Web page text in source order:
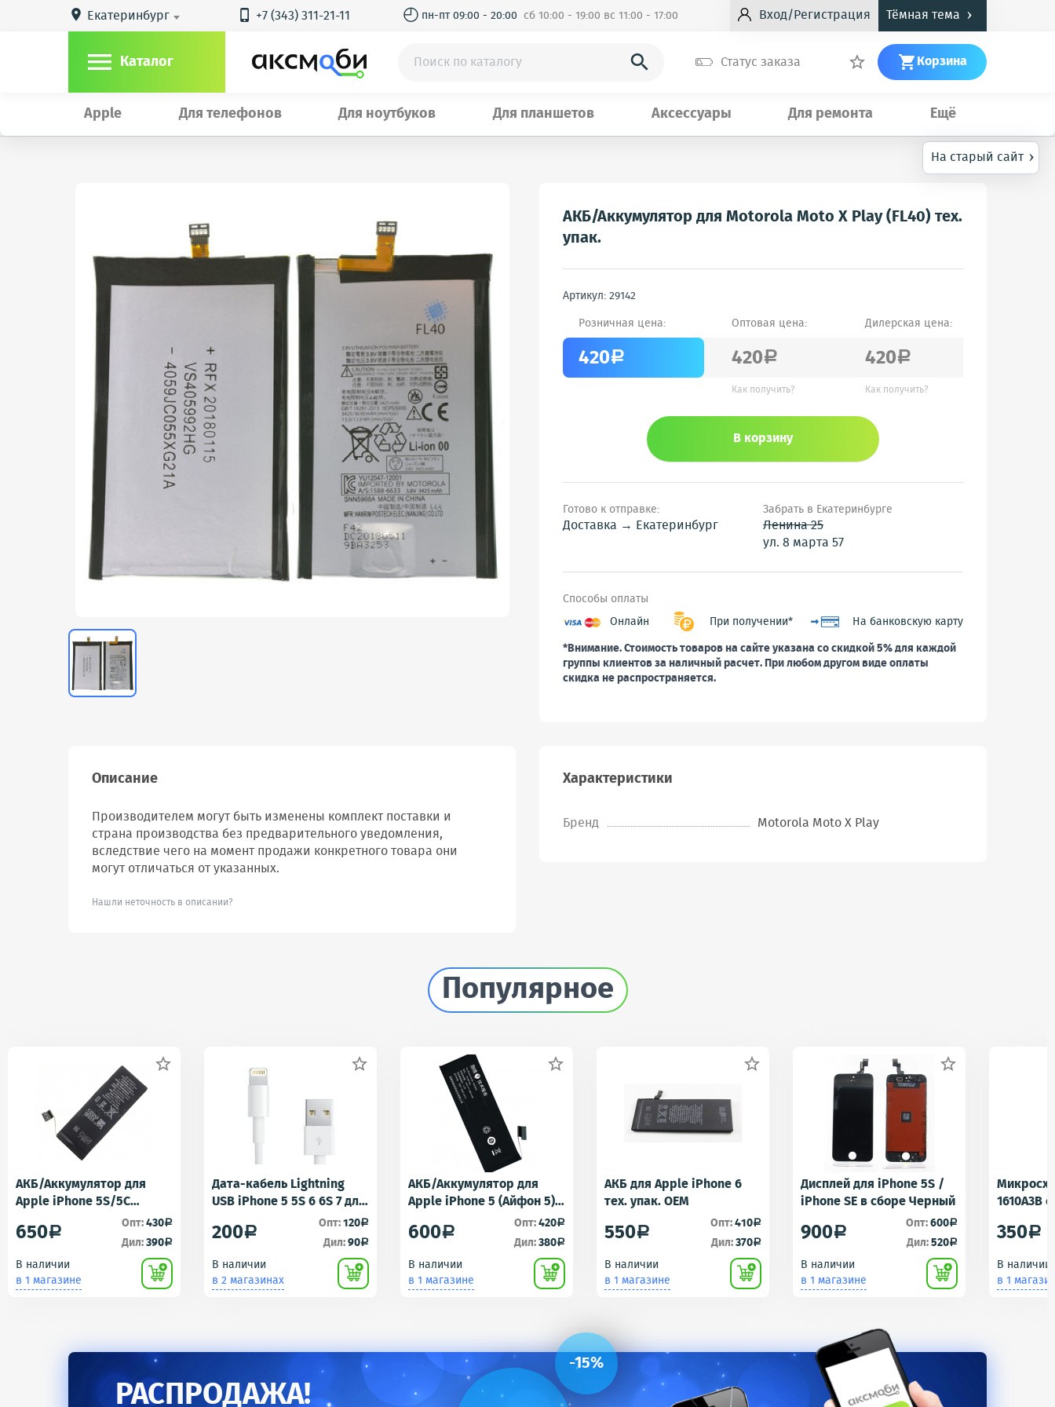
На старый сайт ›
 Екатеринбург  +7 (343) 311-21-11 ◴ пн-пт 09:00 - 20:00 сб 10:00 - 19:00 вс 11:00 - 17:00 Вход/Регистрация Тёмная тема ›
 Каталог  Статус заказа  Корзина
Apple Для телефонов Для ноутбуков Для планшетов Аксессуары Для ремонта Ещё
АКБ/Аккумулятор для Motorola Moto X Play (FL40) тех.
упак.
Артикул: 29142
Розничная цена:
420a
Оптовая цена:
420a
Как получить?
Дилерская цена:
420a
Как получить?
В корзину
Готово к отправке:
Доставка → Екатеринбург
Забрать в Екатеринбурге
Ленина 25
ул. 8 марта 57
Способы оплаты
Онлайн
При получении*
На банковскую карту
*Внимание. Стоимость товаров на сайте указана со скидкой 5% для каждой
группы клиентов за наличный расчет. При любом другом виде оплаты
скидка не распространяется.
Описание
Производителем могут быть изменены комплект поставки и
страна производства без предварительного уведомления,
вследствие чего на момент продажи конкретного товара они
могут отличаться от указанных.
Нашли неточность в описании?
Характеристики
Бренд Motorola Moto X Play
Популярное

АКБ/Аккумулятор для
Apple iPhone 5S/5C
(Айфон 5C/5Ц) тех. упак.
OEM
650a Опт:430a
Дил:390a
В наличии
в 1 магазине

Дата-кабель Lightning
USB iPhone 5 5S 6 6S 7 для
iPad 4 iPad mini iPad Air -
AA
200a Опт:120a
Дил:90a
В наличии
в 2 магазинах

АКБ/Аккумулятор для
Apple iPhone 5 (Айфон 5)
600a Опт:420a
Дил:380a
В наличии
в 1 магазине

АКБ для Apple iPhone 6
тех. упак. OEM
550a Опт:410a
Дил:370a
В наличии
в 1 магазине

Дисплей для iPhone 5S /
iPhone SE в сборе Черный
900a Опт:600a
Дил:520a
В наличии
в 1 магазине
1610A3B
U2 Tristar
350a
В наличии
в 1
РАСПРОДАЖА!
-15%